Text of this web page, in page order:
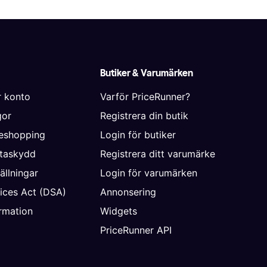
konto
Act (DSA)
Butiker & Varumärken
Varför PriceRunner?
Registrera din butik
Login för butiker
Registrera ditt varumärke
Login för varumärken
Annonsering
Widgets
PriceRunner API